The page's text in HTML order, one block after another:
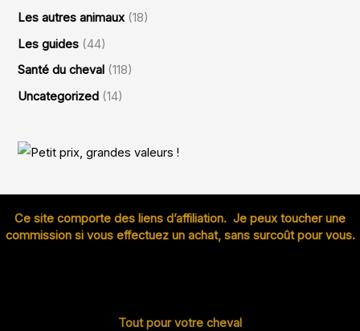
Les autres animaux (18)
Les guides (44)
Santé du cheval (118)
Uncategorized (14)
Ce site comporte des liens d’affiliation. Je peux toucher une
commission si vous effectuez un achat, sans surcoût pour vous.
Tout pour votre cheval